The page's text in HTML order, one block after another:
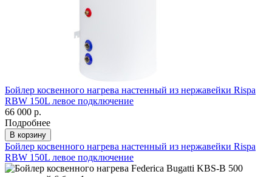
Бойлер косвенного нагрева настенный из нержавейки Rispa
RBW 150L левое подключение
66 000 р.
Подробнее
В корзину
Бойлер косвенного нагрева настенный из нержавейки Rispa
RBW 150L левое подключение